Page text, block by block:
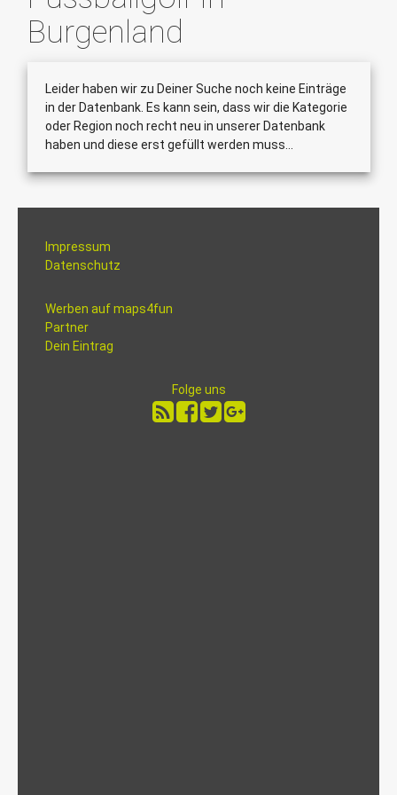
Burgenland
Leider haben wir zu Deiner Suche noch keine Einträge
in der Datenbank. Es kann sein, dass wir die Kategorie
oder Region noch recht neu in unserer Datenbank
haben und diese erst gefüllt werden muss...
Impressum
Datenschutz
Werben auf maps4fun
Partner
Dein Eintrag
Folge uns